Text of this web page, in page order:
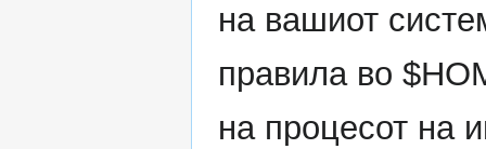
на вашиот
правила во
на процесот на